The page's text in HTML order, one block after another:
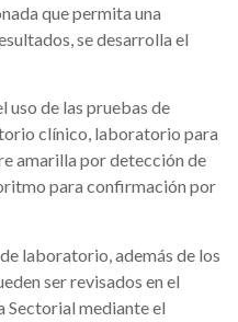
que permita una
se desarrolla el
uso de las pruebas de
clínico, laboratorio para
amarilla por detección de
para confirmación por
laboratorio, además de los
ser revisados en el
Sectorial mediante el